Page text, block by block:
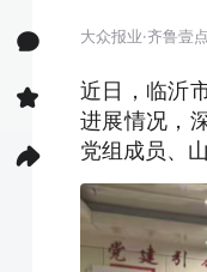
大众报业·齐鲁壹点
近日，临沂
进展情况，
党组成员、